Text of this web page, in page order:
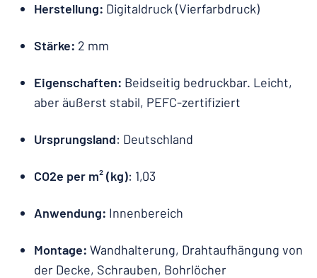
Herstellung: Digitaldruck (Vierfarbdruck)
Stärke: 2 mm
Eigenschaften: Beidseitig bedruckbar. Leicht,
aber äußerst stabil, PEFC-zertifiziert
Ursprungsland: Deutschland
CO2e per m² (kg): 1,03
Anwendung: Innenbereich
Montage: Wandhalterung, Drahtaufhängung von
der Decke, Schrauben, Bohrlöcher